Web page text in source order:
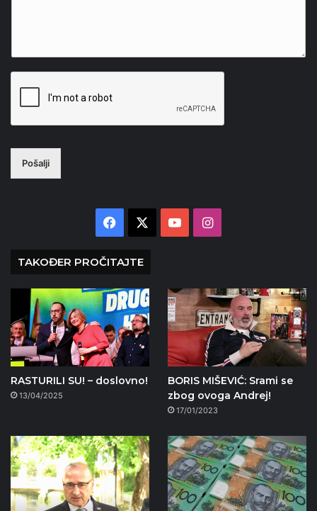
Pošalji
Facebook YouTubeInstagram
TAKOĐER PROČITAJTE
RASTURILI SU! – doslovno!
13/04/2025
BORIS MIŠEVIĆ: Srami se
zbog ovoga Andrej!
17/01/2023